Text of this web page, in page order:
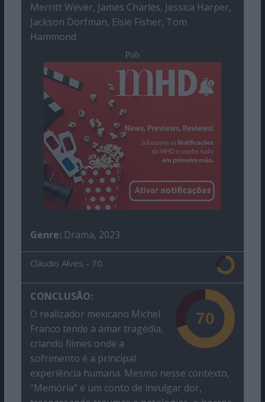
Merritt Wever, James Charles, Jessica Harper,
Jackson Dorfman, Elsie Fisher, Tom
Hammond
Pub
Genre: Drama, 2023
Cláudio Alves - 70
CONCLUSÃO:
O realizador mexicano Michel
Franco tende a amar tragédia,
criando filmes onde a
sofrimento é a principal
experiência humana. Mesmo nesse contexto,
“Memória” é um conto de invulgar dor,